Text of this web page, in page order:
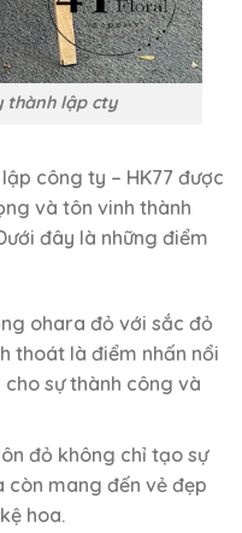
thành lập cty
công ty – HK77 được
và tôn vinh thành
đây là những điểm
ohara đỏ với sắc đỏ
thoát là điểm nhấn nổi
sự thành công và
đỏ không chỉ tạo sự
còn mang đến vẻ đẹp
hoa.